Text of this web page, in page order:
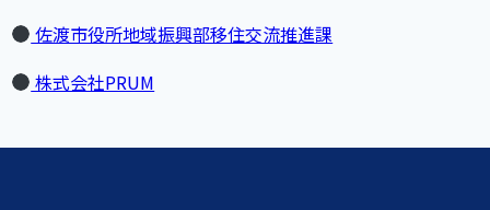
佐渡市役所地域振興部移住交流推進課
株式会社PRUM